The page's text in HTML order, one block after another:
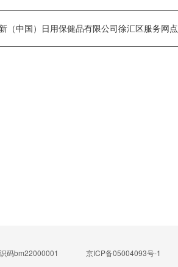
（中国）日用保健品有限公司徐汇区服务网点
码bm22000001 京ICP备05004093号-1